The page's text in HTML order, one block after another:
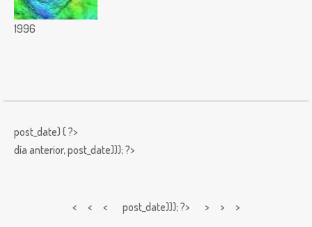
1996
post_date) { ?>
día anterior,post_date))); ?>
< < < post_date))); ?> > > >